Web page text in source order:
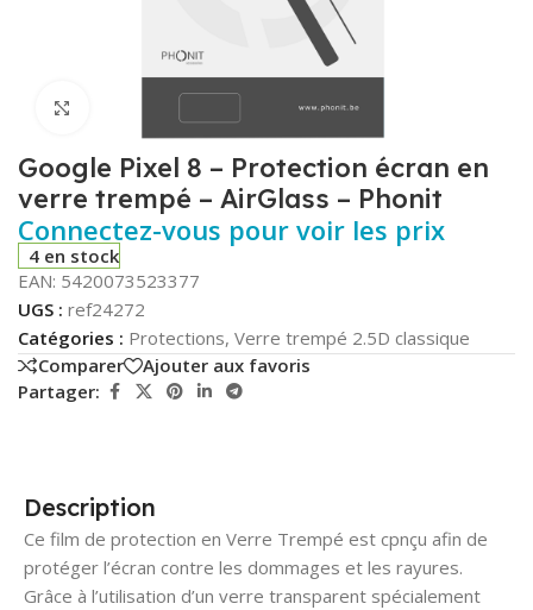
Google Pixel 8 – Protection écran en
verre trempé – AirGlass – Phonit
Connectez-vous pour voir les prix
4 en stock
EAN: 5420073523377
UGS : ref24272
Catégories : Protections, Verre trempé 2.5D classique
Comparer
Ajouter aux favoris
Partager:
Description
Ce film de protection en Verre Trempé est cpnçu afin de
protéger l’écran contre les dommages et les rayures.
Grâce à l’utilisation d’un verre transparent spécialement